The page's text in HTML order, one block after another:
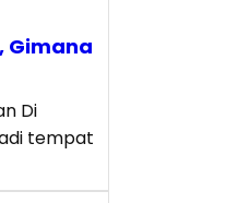
Gimana
Di
tempat